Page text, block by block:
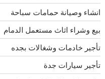
انشاء وصيانة حمامات سباحة
بيع وشراء اثاث مستعمل الدمام
تأجير خادمات وشغالات بجده
تأجير سيارات جدة